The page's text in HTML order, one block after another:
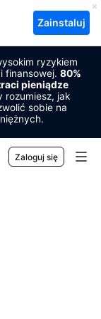
Zainstaluj
ryzykiem
finansowej. 80%
pieniądze
rozumiesz, jak
sobie na
Zaloguj się